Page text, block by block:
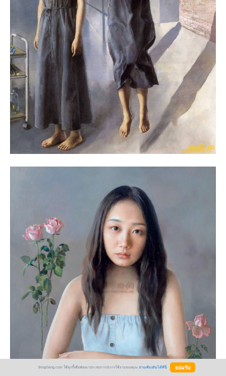
BlogGang.com ใช้คุกกี้เพื่อพัฒนาประสบการณ์การใช้งานของคุณ อ่านเพิ่มเติมได้ที่นี่